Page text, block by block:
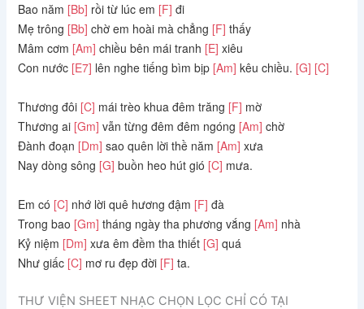
Bao năm [Bb] rồi từ lúc em [F] đi
Mẹ trông [Bb] chờ em hoài mà chẳng [F] thấy
Mâm cơm [Am] chiều bên mái tranh [E] xiêu
Con nước [E7] lên nghe tiếng bìm bịp [Am] kêu chiều. [G] [C]
Thương đôi [C] mái trèo khua đêm trăng [F] mờ
Thương ai [Gm] vẫn từng đêm đêm ngóng [Am] chờ
Đành đoạn [Dm] sao quên lời thề năm [Am] xưa
Nay dòng sông [G] buồn heo hút gió [C] mưa.
Em có [C] nhớ lời quê hương đậm [F] đà
Trong bao [Gm] tháng ngày tha phương vắng [Am] nhà
Kỷ niệm [Dm] xưa êm đềm tha thiết [G] quá
Như giấc [C] mơ ru đẹp đời [F] ta.
THƯ VIỆN SHEET NHẠC CHỌN LỌC CHỈ CÓ TẠI